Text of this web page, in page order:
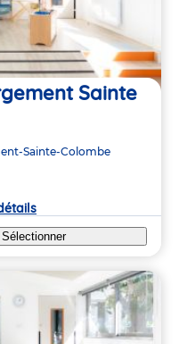
Sainte
Sainte-Colombe
Sélectionner